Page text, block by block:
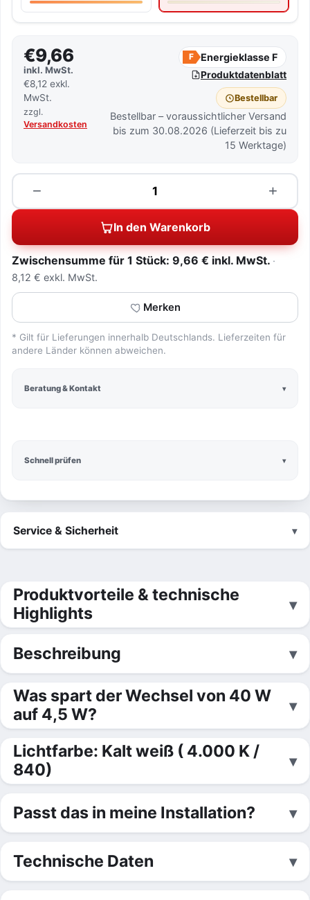
Schnell prüfen
€9,66
inkl. MwSt.
€8,12 exkl.
MwSt.
zzgl.
Versandkosten
F Energieklasse F
Produktdatenblatt
Bestellbar
Bestellbar – voraussichtlicher Versand
bis zum 30.08.2026 (Lieferzeit bis zu
15 Werktage)
−
Menge +
In den Warenkorb
Zwischensumme für 1 Stück: 9,66 € inkl. MwSt.
8,12 € exkl. MwSt.
Merken
* Gilt für Lieferungen innerhalb Deutschlands. Lieferzeiten für
andere Länder können abweichen.
Beratung & Kontakt
Service & Sicherheit
Produktvorteile & technische
Highlights
Beschreibung
Was spart der Wechsel von 40 W
auf 4,5 W?
Lichtfarbe: Kalt weiß ( 4.000 K /
840)
Passt das in meine Installation?
Technische Daten